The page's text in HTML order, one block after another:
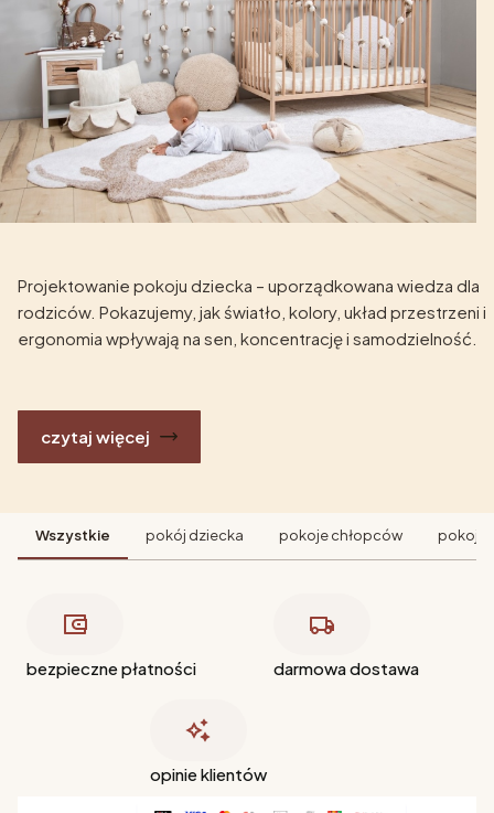
Projektowanie pokoju dziecka – uporządkowana wiedza dla
rodziców. Pokazujemy, jak światło, kolory, układ przestrzeni i
ergonomia wpływają na sen, koncentrację i samodzielność.
czytaj więcej
Wszystkie pokój dziecka pokoje chłopców pokoje
bezpieczne płatności darmowa dostawa
opinie klientów